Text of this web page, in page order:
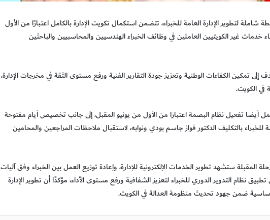
شاملة لتطوير الإدارة العامة للخبراء، تتضمن استكمال تكويت الإدارة بالكامل اعتبارًا من الأول
عبر إنهاء خدمات غير الكويتيين العاملين في وظائف الخبراء الهندسيين والمحاسبيين والباحثين
تمكين الكفاءات الوطنية وتعزيز جودة التقارير الفنية ورفع مستوى الثقة في مخرجات الإدارة،
في الكويت.
أيضًا تفعيل نظام البصمة اعتبارًا من الأول من يونيو المقبل، إلى جانب تخصيص أيام مفتوحة
للخبراء بالتكليف الدكتورفواز جاسم بوديونوابه، لاستقبال ملاحظات المراجعين والمحامين
المقبلة ستشهد تطوير الخدمات الإلكترونية للإدارة، وإعادة توزيع العمل بين الخبراء وفق آليات
تطبيق نظام التدوير الدوري للخبراء لتعزيز الشفافية ورفع مستوى الأداء، مؤكدًا أن تطوير الإدارة
ضمن جهود تحديث منظومة العدالة فيالكويت.